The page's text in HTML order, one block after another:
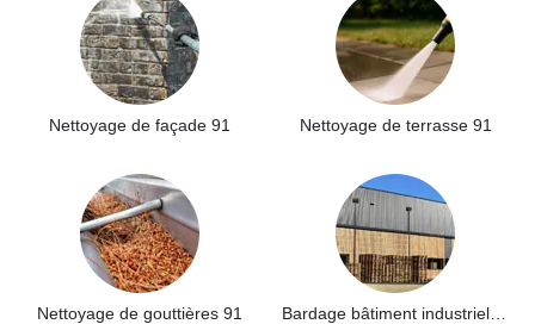
Nettoyage de façade 91 Nettoyage de terrasse 91
Nettoyage de gouttières 91